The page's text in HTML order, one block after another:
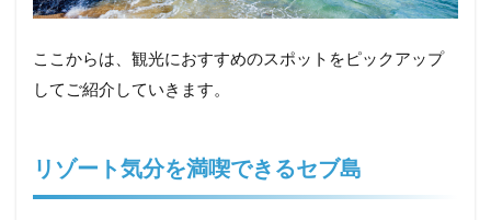
ここからは、観光におすすめのスポットをピックアップ
してご紹介していきます。
リゾート気分を満喫できるセブ島